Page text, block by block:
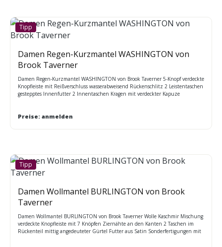
Tipp
Damen Regen-Kurzmantel WASHINGTON von
Brook Taverner
Damen Regen-Kurzmantel WASHINGTON von Brook Taverner 5-Knopf verdeckte
Knopfleiste mit Reißverschluss wasserabweisend Rückenschlitz 2 Leistentaschen
gestepptes Innenfutter 2 Innentaschen Kragen mit verdeckter Kapuze
93cm
Preise: anmelden
Tipp
Damen Wollmantel BURLINGTON von Brook
Taverner
Damen Wollmantel BURLINGTON von Brook Taverner Wolle Kaschmir Mischung
verdeckte Knopfleiste mit 7 Knöpfen Ziernähte an den Kanten 2 Taschen im
Rückenteil mittig angedeuteter Gürtel Futter aus Satin Sonderfertigungen mit